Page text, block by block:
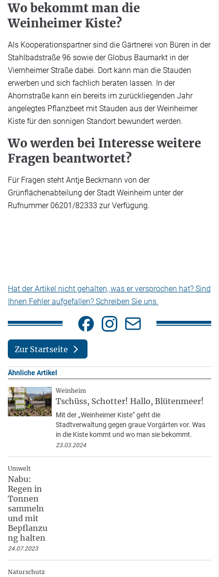
Wo bekommt man die
Weinheimer Kiste?
Als Kooperationspartner sind die Gärtnerei von Büren in der
Stahlbadstraße 96 sowie der Globus Baumarkt in der
Viernheimer Straße dabei. Dort kann man die Stauden
erwerben und sich fachlich beraten lassen. In der
Ahornstraße kann ein bereits im zurückliegenden Jahr
angelegtes Pflanzbeet mit Stauden aus der Weinheimer
Kiste für den sonnigen Standort bewundert werden.
Wo werden bei Interesse weitere
Fragen beantwortet?
Für Fragen steht Antje Beckmann von der
Grünflächenabteilung der Stadt Weinheim unter der
Rufnummer 06201/82333 zur Verfügung.
Hat der Artikel nicht gehalten, was er versprochen hat? Sind
Ihnen Fehler aufgefallen? Schreiben Sie uns.
Zur Startseite
Ähnliche Artikel
Weinheim
Tschüss, Schotter! Hallo, Blütenmeer!
Mit der „Weinheimer Kiste“ geht die
Stadtverwaltung gegen graue Vorgärten vor. Was
in die Kiste kommt und wo man sie bekommt.
23.03.2024
Umwelt
Nabu:
Regen in
Tonnen
sammeln
und mit
Bepflanzu
ng halten
24.07.2023
Naturschutz